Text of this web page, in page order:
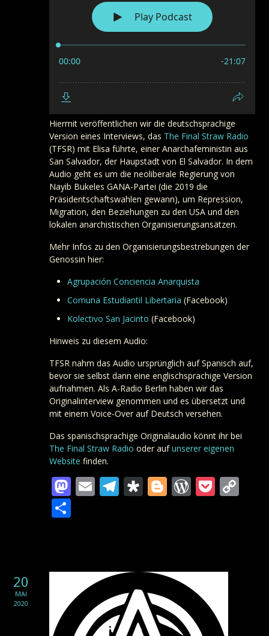
Hiermit veröffentlichen wir die deutschsprachige
Version eines Interviews, das The Final Straw Radio
(TFSR) mit Elisa führte, einer Anarchafeministin aus
San Salvador, der Haupstadt von El Salvador. In dem
Audio geht es um die neoliberale Regierung von
Nayib Bukeles GANA-Partei (die 2019 die
Präsidentschaftswahlen gewann), um Repression,
Migration, den Beziehungen zu den USA und den
lokalen anarchistischen Organisierungsansätzen.
Mehr Infos zu den Organisierungsbestrebungen der
Genossin hier:
Agrupación Conciencia Anarquista
Comuna Estudiantil Libertaria (Facebook)
Kolectivo San Jacinto (Facebook)
Hinweis zu diesem Audio:
TFSR nahm das Audio ursprünglich auf Spanisch auf,
bevor sie selbst dann eine englischsprachige Version
aufnahmen. Als A-Radio Berlin haben wir das
Originalinterview genommen und es übersetzt und
mit einem Voice-Over auf Deutsch versehen.
Das spanischsprachige Originalaudio könnt ihr bei
The Final Straw Radio oder aufunserer eigenen
Website finden.
Mastodon
EmailTelegram
Diaspora
Blogger
20
MAI
2020